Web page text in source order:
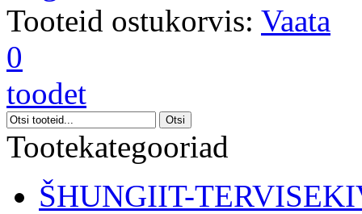
Tooteid ostukorvis: Vaata
0
toodet
Tootekategooriad
ŠHUNGIIT-